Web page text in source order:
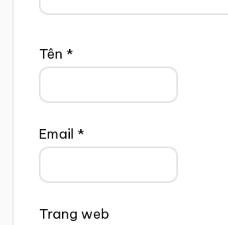
Tên *
Email *
Trang web